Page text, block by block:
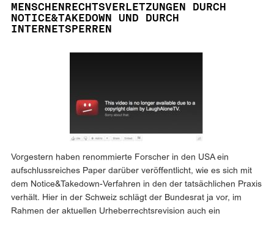
MENSCHENRECHTSVERLETZUNGEN DURCH
NOTICE&TAKEDOWN UND DURCH
INTERNETSPERREN
Vorgestern haben renommierte Forscher in den USA ein
aufschlussreiches Paper darüber veröffentlicht, wie es sich mit
dem Notice&Takedown-Verfahren in den der tatsächlichen Praxis
verhält. Hier in der Schweiz schlägt der Bundesrat ja vor, im
Rahmen der aktuellen Urheberrechtsrevision auch ein